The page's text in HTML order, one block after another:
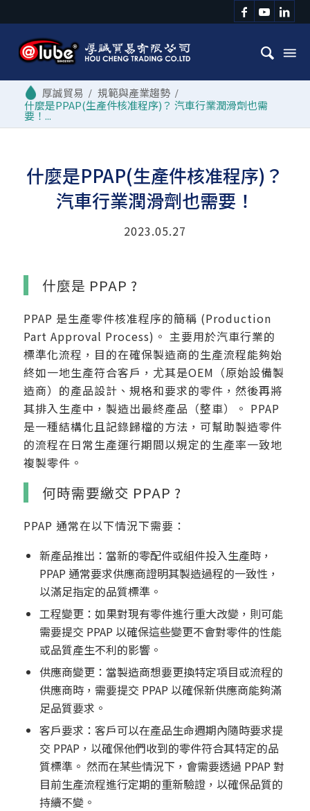
/ 規範與產業趨勢 /
什麼是PPAP(生產件核准程序)？ 汽車行業潤滑劑也需
要！...
什麼是PPAP(生產件核准程序)？
汽車行業潤滑劑也需要！
2023.05.27
什麼是 PPAP ?
PPAP 是生產零件核准程序的簡稱 (Production
Part Approval Process)。 主要用於汽車行業的
標準化流程，目的在確保製造商的生產流程能夠始
終如一地生產符合客戶，尤其是OEM（原始設備製
造商）的產品設計、規格和要求的零件，然後再將
其排入生產中，製造出最終產品（整車）。 PPAP
是一種結構化且記錄歸檔的方法，可幫助製造零件
的流程在日常生產運行期間以規定的生產率一致地
複製零件。
何時需要繳交 PPAP ?
PPAP 通常在以下情況下需要：
新產品推出：當新的零配件或組件投入生產時，
PPAP 通常要求供應商證明其製造過程的一致性，
以滿足指定的品質標準。
工程變更：如果對現有零件進行重大改變，則可能
需要提交 PPAP 以確保這些變更不會對零件的性能
或品質產生不利的影響。
供應商變更：當製造商想要更換特定項目或流程的
供應商時，需要提交 PPAP 以確保新供應商能夠滿
足品質要求。
客戶要求：客戶可以在產品生命週期內隨時要求提
交 PPAP，以確保他們收到的零件符合其特定的品
質標準。 然而在某些情況下，會需要透過 PPAP 對
目前生產流程進行定期的重新驗證，以確保品質的
持續不變。